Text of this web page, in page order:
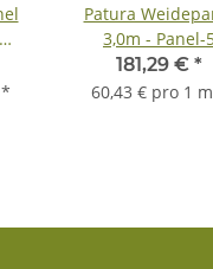
*
Patura
3,0m - Panel-
(Ponypanel) -
Fracht
181,29 € *
60,43 € pro 1 m